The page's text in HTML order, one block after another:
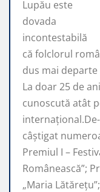
Lupău este
dovada
incontestabilă
că folclorul
dus mai
La doar 25 de
cunoscută atât
câştigat
Premiul I –
Românească”;
„Maria